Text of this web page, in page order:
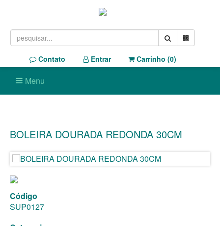
Contato Entrar Carrinho (0)
Menu
BOLEIRA DOURADA REDONDA 30CM
Código
SUP0127